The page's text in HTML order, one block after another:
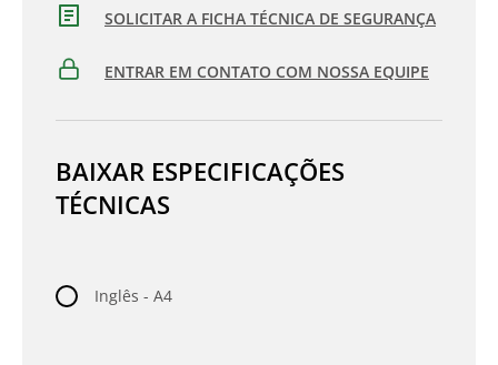
SOLICITAR A FICHA TÉCNICA DE SEGURANÇA
ENTRAR EM CONTATO COM NOSSA EQUIPE
BAIXAR ESPECIFICAÇÕES
TÉCNICAS
Inglês - A4